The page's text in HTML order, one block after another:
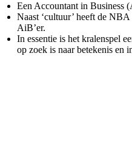
Een Accountant in Business
Naast ‘cultuur’ heeft de
AiB’er.
In essentie is het kralenspel
op zoek is naar betekenis en